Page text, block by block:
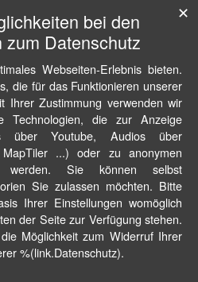
bei den
zum Datenschutz
Webseiten-Erlebnis bieten.
die für das Funktionieren unserer
Ihrer Zustimmung verwenden wir
Technologien, die zur Anzeige
über Youtube, Audios über
...) oder zu anonymen
werden. Sie können selbst
Sie zulassen möchten. Bitte
Ihrer Einstellungen womöglich
der Seite zur Verfügung stehen.
Möglichkeit zum Widerruf Ihrer
%(link.Datenschutz).
✕